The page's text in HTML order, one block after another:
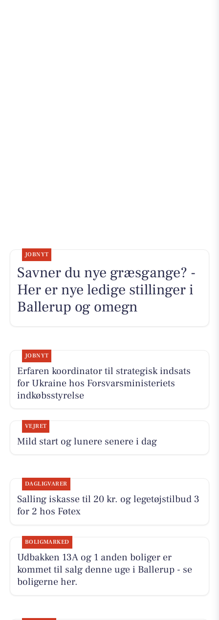
JOBNYT
Savner du nye græsgange? -
Her er nye ledige stillinger i
Ballerup og omegn
JOBNYT
Erfaren koordinator til strategisk indsats
for Ukraine hos Forsvarsministeriets
indkøbsstyrelse
VEJRET
Mild start og lunere senere i dag
DAGLIGVARER
Salling iskasse til 20 kr. og legetøjstilbud 3
for 2 hos Føtex
BOLIGMARKED
Udbakken 13A og 1 anden boliger er
kommet til salg denne uge i Ballerup - se
boligerne her.